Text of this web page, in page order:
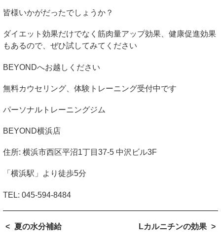
皆様いかがだったでしょうか？
ダイエット効果だけでなく筋肉量アップ効果、健康促進効果
もあるので、ぜひ試してみてください
BEYONDへお越しください
無料カウセリング、体験トレーニング受付中です
パーソナルトレーニングジム
BEYOND横浜店
住所: 横浜市西区平沼1丁目 37-5 中沢ビル3F
「横浜駅」より徒歩5分
TEL: 045-594-8484
夏の水分補給 Lカルニチンの効果